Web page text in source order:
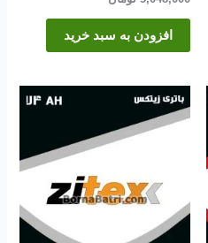
افزودن به سبد خرید